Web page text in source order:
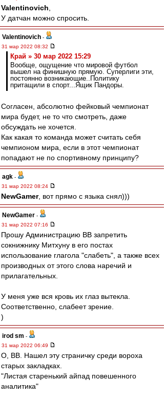
Valentinovich
У датчан можно спросить.
Valentinovich -
31 мар 2022 08:32
Край » 30 мар 2022 15:29
Вообще, ощущение что мировой футбол
вышел на финишную прямую. Суперлиги эти,
постоянно возникающие..Политику
притащили в спорт...Ящик Пандоры.
Согласен, абсолютно фейковый чемпионат
мира будет, не то что смотреть, даже
обсуждать не хочется.
Как какая то команда может считать себя
чемпионом мира, если в этот чемпионат
попадают не по спортивному принципу?
agk -
31 мар 2022 08:24
NewGamer, вот прямо с языка снял)))
NewGamer -
31 мар 2022 07:16
Прошу Администрацию ВВ запретить
сокнижнику Митхуну в его постах
использование глагола "слабеть", а также всех
производных от этого слова наречий и
прилагательных.
У меня уже вся кровь их глаз вытекла.
Соответственно, слабеет зрение.
)
irod sm -
31 мар 2022 06:49
О, ВВ. Нашел эту страничку среди вороха
старых закладках.
"Листая старенький айпад повешенного
аналитика"